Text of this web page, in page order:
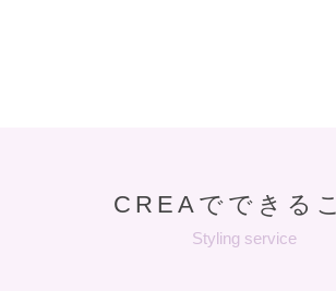
CREAでできる
Styling service